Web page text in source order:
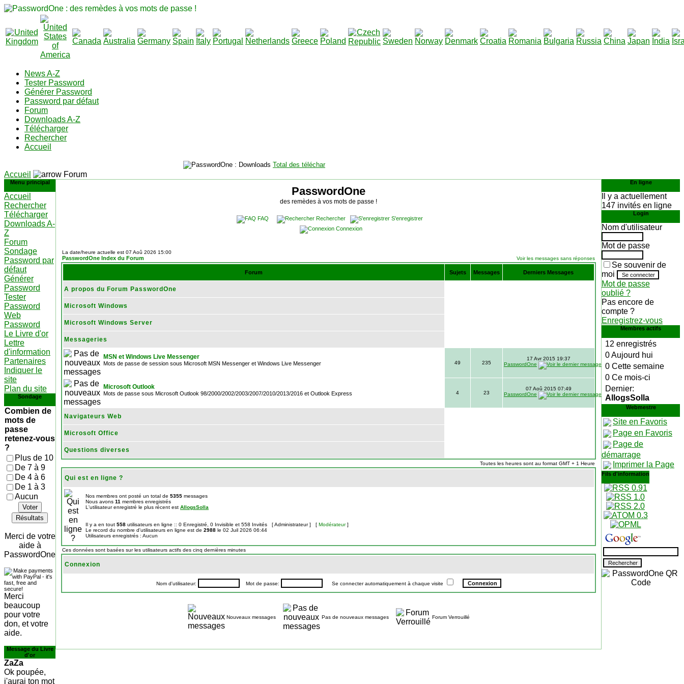
News A-Z
Tester Password
Générer Password
Password par défaut
Forum
Downloads A-Z
Télécharger
Rechercher
Accueil
Total des téléchargements
Accueil
Forum
Menu principal
Accueil
Rechercher
Télécharger
Downloads A-
Z
Forum
Sondage
Password par
défaut
Générer
Password
Tester
Password
Web
Password
Le Livre d'or
Lettre
d'information
Partenaires
Indiquer le
site
Plan du site
Sondage
Combien de
mots de
passe
retenez-vous
?
Plus de 10
De 7 à 9
De 4 à 6
De 1 à 3
Aucun
Voter
Résultats
Merci de votre
aide à
PasswordOne
Merci
beaucoup
pour votre
don, et votre
aide.
Message du Livre
d'or
ZaZa
Ok poupée,
j'aurai ton mot
PasswordOne
des remèdes à vos mots de passe !
FAQ Rechercher
S'enregistrer
Connexion
La date/heure actuelle est 07 Aoû 2026 15:00
PasswordOne Index du Forum Voir les messages sans réponses
Forum Sujets Messages Derniers Messages
A propos du Forum PasswordOne
Microsoft Windows
Microsoft Windows Server
Messageries
MSN et Windows Live Messenger
Mots de passe de session sous Microsoft MSN Messenger et Windows Live Messenger 49 235
17 Avr 2015 19:37
PasswordOne
Microsoft Outlook
Mots de passe sous Microsoft Outlook 98/2000/2002/2003/2007/2010/2013/2016 et Outlook Express 4 23
07 Aoû 2015 07:49
PasswordOne
Navigateurs Web
Microsoft Office
Questions diverses
Toutes les heures sont au format GMT + 1 Heure
Qui est en ligne ?
Nos membres ont posté un total de 5355 messages
Nous avons 11 membres enregistrés
L'utilisateur enregistré le plus récent est AllogsSolla
Il y a en tout 558 utilisateurs en ligne :: 0 Enregistré, 0 Invisible et 558 Invités [Administrateur] [ Modérateur]
Le record du nombre d'utilisateurs en ligne est de 2988 le 02 Juil 2026 06:44
Utilisateurs enregistrés : Aucun
Ces données sont basées sur les utilisateurs actifs des cinq dernières minutes
Connexion
Nom d'utilisateur: Mot de passe: Se connecter automatiquement à chaque visite
Nouveaux messages Pas de nouveaux messages Forum Verrouillé
En ligne
Il y a actuellement
147 invités en ligne
Login
Nom d'utilisateur
Mot de passe
Se souvenir de
moi
Mot de passe
oublié ?
Pas encore de
compte ?
Enregistrez-vous
Membres actifs
12 enregistrés
0 Aujourd hui
0 Cette semaine
0 Ce mois-ci
Dernier:
AllogsSolla
Webmestre
Site en Favoris
Page en Favoris
Page de
démarrage
Imprimer la Page
Fils d'information